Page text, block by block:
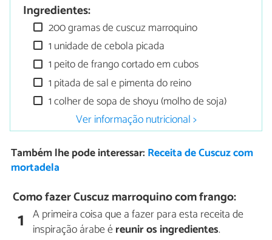
Ingredientes:
200 gramas de cuscuz marroquino
1 unidade de cebola picada
1 peito de frango cortado em cubos
1 pitada de sal e pimenta do reino
1 colher de sopa de shoyu (molho de soja)
Ver informação nutricional >
Também lhe pode interessar: Receita de Cuscuz com
mortadela
Como fazer Cuscuz marroquino com frango:
1 A primeira coisa que a fazer para esta receita de
inspiração árabe éreunir os ingredientes.